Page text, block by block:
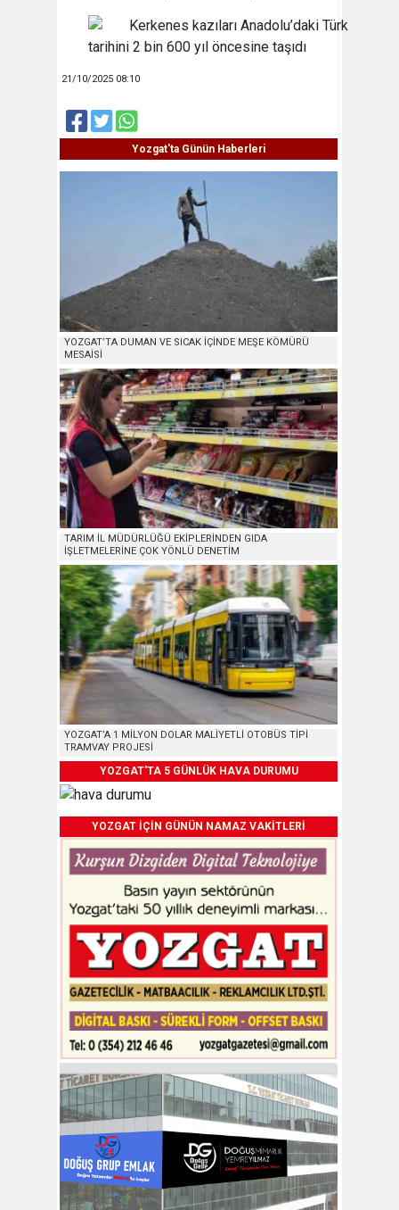
21/10/2025 08:10
Yozgat'ta Günün Haberleri
YOZGAT’TA DUMAN VE SICAK İÇİNDE MEŞE KÖMÜRÜ
MESAİSİ
TARIM İL MÜDÜRLÜĞÜ EKİPLERİNDEN GIDA
İŞLETMELERİNE ÇOK YÖNLÜ DENETİM
YOZGAT’A 1 MİLYON DOLAR MALİYETLİ OTOBÜS TİPİ
TRAMVAY PROJESİ
YOZGAT'TA 5 GÜNLÜK HAVA DURUMU
YOZGAT İÇİN GÜNÜN NAMAZ VAKİTLERİ